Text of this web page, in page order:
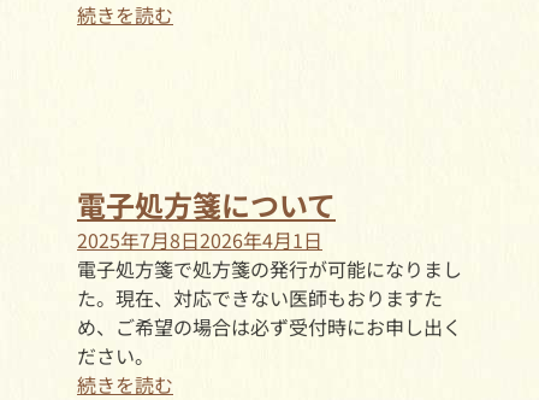
続きを読む
電子処方箋について
2025年7月8日2026年4月1日
電子処方箋で処方箋の発行が可能になりまし
た。現在、対応できない医師もおりますた
め、ご希望の場合は必ず受付時にお申し出く
ださい。
続きを読む